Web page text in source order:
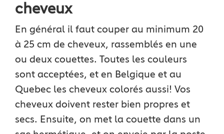
cheveux
En général il faut couper au minimum 20
à 25 cm de cheveux, rassemblés en une
ou deux couettes. Toutes les couleurs
sont acceptées, et en Belgique et au
Quebec les cheveux colorés aussi! Vos
cheveux doivent rester bien propres et
secs. Ensuite, on met la couette dans un